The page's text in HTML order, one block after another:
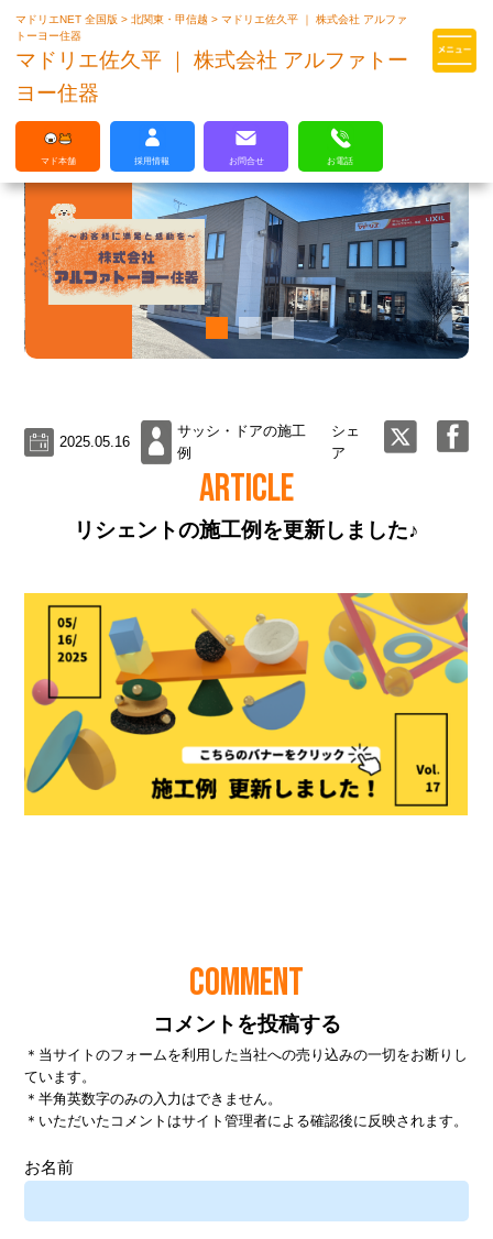
マドリエはLIXILの厳しい基準を
マドリエNET 全国版>北関東・甲信越>マドリエ佐久平 ｜ 株式会社 アルファ
トーヨー住器
マドリエ佐久平 ｜ 株式会社 アルファトー
ヨー住器
マド本舗 採用情報 お問合せ お電話
2025.05.16
サッシ・ドアの施工
例
シェ
ア
ARTICLE
リシェントの施工例を更新しました♪
COMMENT
コメントを投稿する
＊当サイトのフォームを利用した当社への売り込みの一切をお断りし
ています。
＊半角英数字のみの入力はできません。
＊いただいたコメントはサイト管理者による確認後に反映されます。
お名前